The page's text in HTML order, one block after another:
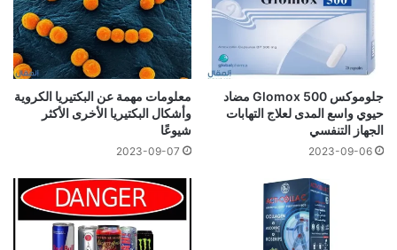
جلوموكس Glomox 500 مضاد
حيوي واسع المدى لعلاج التهابات
الجهاز التنفسي
2023-09-06
معلومات مهمة عن البكتيريا الكروية
وأشكال البكتيريا الأخرى الأكثر
شيوعًا
2023-09-07